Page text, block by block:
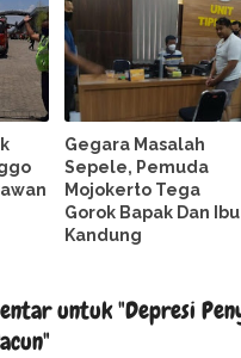
Gegara Masalah
Sepele, Pemuda
Mojokerto Tega
Gorok Bapak Dan Ibu
Kandung
untuk "Depresi